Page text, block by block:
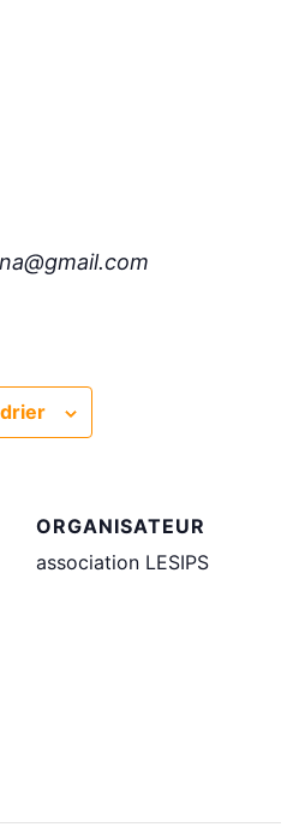
ORGANISATEUR
association LESIPS